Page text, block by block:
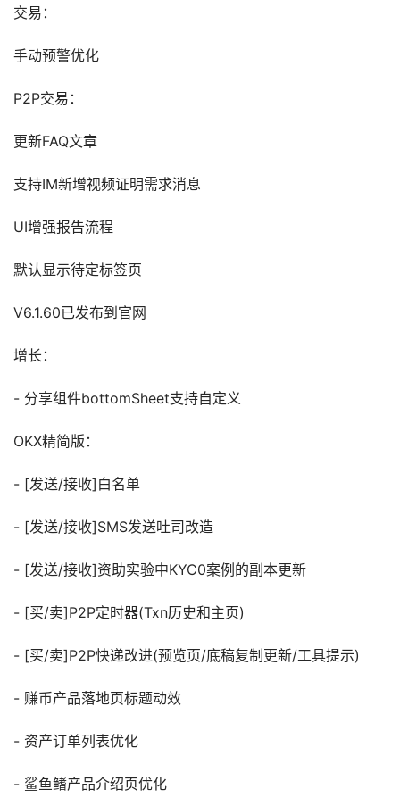
交易：
手动预警优化
P2P交易：
更新FAQ文章
支持IM新增视频证明需求消息
UI增强报告流程
默认显示待定标签页
V6.1.60已发布到官网
增长：
- 分享组件bottomSheet支持自定义
OKX精简版：
- [发送/接收]白名单
- [发送/接收]SMS发送吐司改造
- [发送/接收]资助实验中KYC0案例的副本更新
- [买/卖]P2P定时器(Txn历史和主页)
- [买/卖]P2P快递改进(预览页/底稿复制更新/工具提示)
- 赚币产品落地页标题动效
- 资产订单列表优化
- 鲨鱼鳍产品介绍页优化